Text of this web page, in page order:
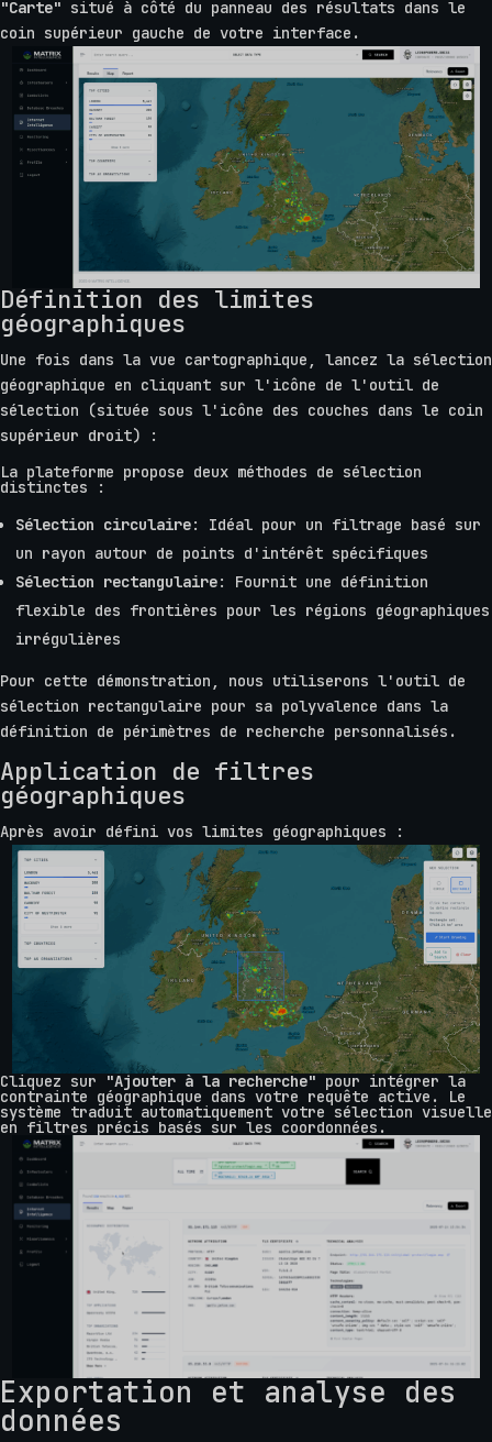
"Carte" situé à côté du panneau des résultats dans le
coin supérieur gauche de votre interface.
Définition des limites
géographiques
Une fois dans la vue cartographique, lancez la sélection
géographique en cliquant sur l'icône de l'outil de
sélection (située sous l'icône des couches dans le coin
supérieur droit) :
La plateforme propose deux méthodes de sélection
distinctes :
Sélection circulaire: Idéal pour un filtrage basé sur
un rayon autour de points d'intérêt spécifiques
Sélection rectangulaire: Fournit une définition
flexible des frontières pour les régions géographiques
irrégulières
Pour cette démonstration, nous utiliserons l'outil de
sélection rectangulaire pour sa polyvalence dans la
définition de périmètres de recherche personnalisés.
Application de filtres
géographiques
Après avoir défini vos limites géographiques :
Cliquez sur "Ajouter à la recherche" pour intégrer la
contrainte géographique dans votre requête active. Le
système traduit automatiquement votre sélection visuelle
en filtres précis basés sur les coordonnées.
Exportation et analyse des
données